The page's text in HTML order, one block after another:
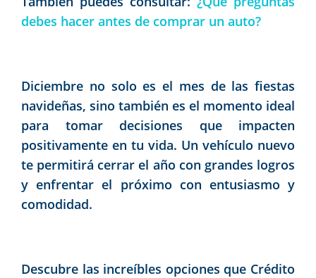
debes hacer antes de comprar un auto?
Diciembre no solo es el mes de las fiestas
navideñas, sino también es el momento ideal
para tomar decisiones que impacten
positivamente en tu vida. Un vehículo nuevo
te permitirá cerrar el año con grandes logros
y enfrentar el próximo con entusiasmo y
comodidad.
Descubre las increíbles opciones que Crédito